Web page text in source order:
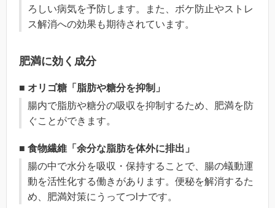
ろしい病気を予防します。また、ボケ防止やストレ
ス解消への効果も期待されています。
肥満に効く成分
■ オリゴ糖「脂肪や糖分を抑制」
腸内で脂肪や糖分の吸収を抑制するため、肥満を防
ぐことができます。
■ 食物繊維「余分な脂肪を体外に排出」
腸の中で水分を吸収・保持することで、腸の蟻動運
動を活性化する働きがあります。便秘を解消するた
め、肥満対策にうってつlナです。